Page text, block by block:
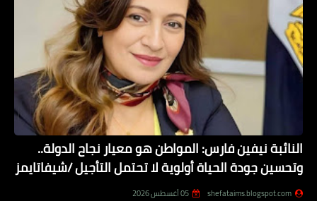
النائبة نيفين فارس: المواطن هو معيار نجاح الدولة..
وتحسين جودة الحياة أولوية لا تحتمل التأجيل /شيفاتايمز
shefataims.blogspot.com 05 أغسطس 2026